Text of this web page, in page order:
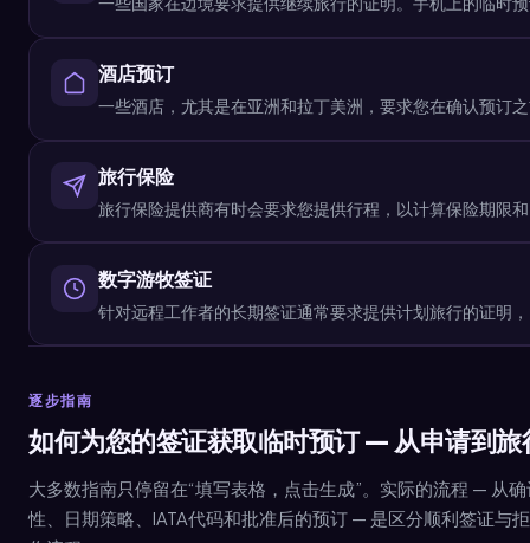
酒店预订
一些酒店，尤其是在亚洲和拉丁美洲，要求您在确认预订
旅行保险
旅行保险提供商有时会要求您提供行程，以计算保险期限
数字游牧签证
针对远程工作者的长期签证通常要求提供计划旅行的证明
逐步指南
如何为您的签证获取临时预订 — 从申请到旅
大多数指南只停留在“填写表格，点击生成”。实际的流程 — 从
性、日期策略、IATA代码和批准后的预订 — 是区分顺利签证与